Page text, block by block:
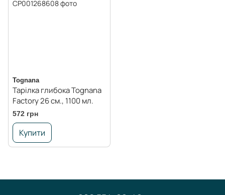
Tognana
Тарілка глибока Tognana
Factory 26 см., 1100 мл.
572 грн
Купити